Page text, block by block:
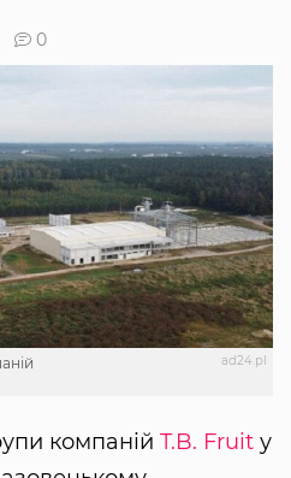
0
ad24.pl
компаній T.B. Fruit у